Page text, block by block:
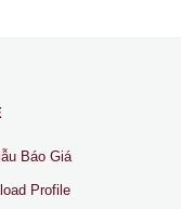
Báo Giá
Profile